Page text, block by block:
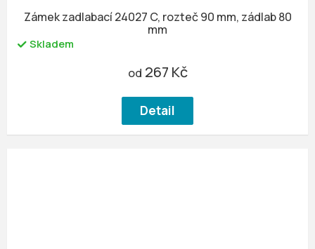
Zámek zadlabací 24027 C, rozteč 90 mm, zádlab 80
mm
Skladem
od 267 Kč
Detail